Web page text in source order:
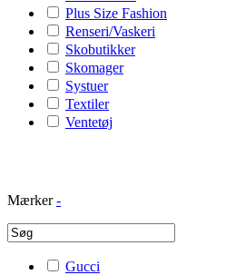
Plus Size Fashion
Renseri/Vaskeri
Skobutikker
Skomager
Systuer
Textiler
Ventetøj
Mærker -
Gucci